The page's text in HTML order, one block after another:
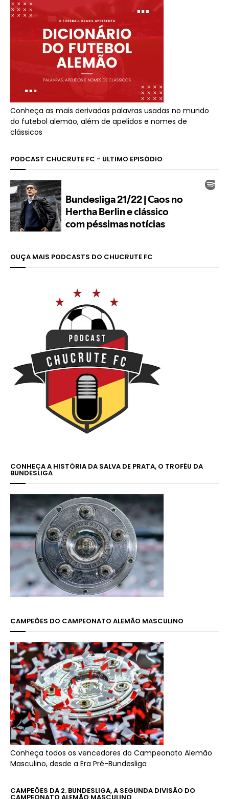
Conheça as mais derivadas palavras usadas no mundo
do futebol alemão, além de apelidos e nomes de
clássicos
PODCAST CHUCRUTE FC - ÚLTIMO EPISÓDIO
OUÇA MAIS PODCASTS DO CHUCRUTE FC
CONHEÇA A HISTÓRIA DA SALVA DE PRATA, O TROFÉU DA
BUNDESLIGA
CAMPEÕES DO CAMPEONATO ALEMÃO MASCULINO
Conheça todos os vencedores do Campeonato Alemão
Masculino, desde a Era Pré-Bundesliga
CAMPEÕES DA 2. BUNDESLIGA, A SEGUNDA DIVISÃO DO